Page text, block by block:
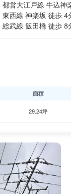
都営大江戸線 牛込神
東西線 神楽坂 徒歩 4
総武線 飯田橋 徒歩 8
面積
29.24坪